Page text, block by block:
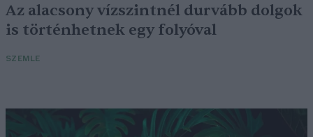
Az alacsony vízszintnél durvább dolgok
is történhetnek egy folyóval
SZEMLE